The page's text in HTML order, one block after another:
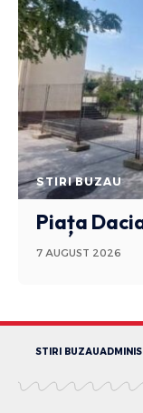
STIRI BUZAU
Piața
7 AUGUST 2026
STIRI BUZAU